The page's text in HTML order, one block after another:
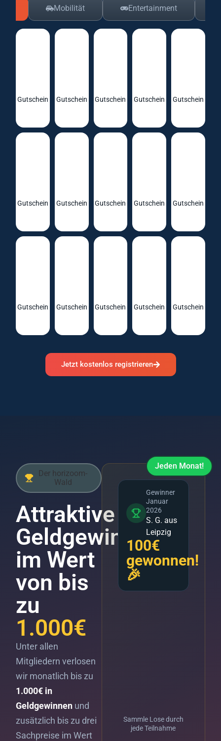
Mobilität Entertainment
Gutschein Gutschein Gutschein Gutschein Gutschein
Gutschein Gutschein Gutschein Gutschein Gutschein
Gutschein Gutschein Gutschein Gutschein Gutschein
Jetzt kostenlos registrieren
Der horizoom-
Wald
Attraktive
Geldgewinne
im Wert
von bis
zu
1.000€
Unter allen
Mitgliedern verlosen
wir monatlich bis zu
1.000€ in
Geldgewinnen und
zusätzlich bis zu drei
Sachpreise im Wert
Gewinner
Januar
2026
S. G. aus
Leipzig
100€
gewonnen!
🎉
Jeden Monat!
Sammle Lose durch
jede Teilnahme